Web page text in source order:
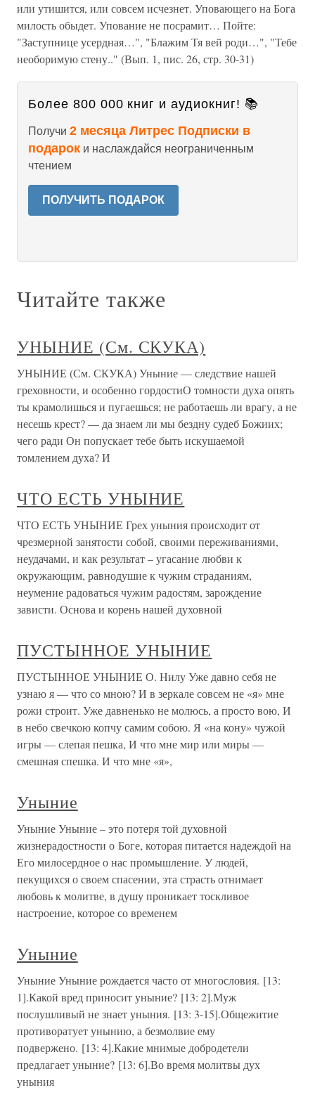
или утишится, или совсем исчезнет. Уповающего на Бога
милость обыдет. Упование не посрамит… Пойте:
"Заступнице усердная…", "Блажим Тя вей роди…", "Тебе
необоримую стену.." (Вып. 1, пис. 26, стр. 30-31)
Более 800 000 книг и аудиокниг! 📚
Получи 2 месяца Литрес Подписки в
подарок и наслаждайся неограниченным
чтением
ПОЛУЧИТЬ ПОДАРОК
Читайте также
УНЫНИЕ (См. СКУКА)
УНЫНИЕ (См. СКУКА) Уныние — следствие нашей
греховности, и особенно гордостиО томности духа опять
ты крамолишься и пугаешься; не работаешь ли врагу, а не
несешь крест? — да знаем ли мы бездну судеб Божиих;
чего ради Он попускает тебе быть искушаемой
томлением духа? И
ЧТО ЕСТЬ УНЫНИЕ
ЧТО ЕСТЬ УНЫНИЕ Грех уныния происходит от
чрезмерной занятости собой, своими переживаниями,
неудачами, и как результат – угасание любви к
окружающим, равнодушие к чужим страданиям,
неумение радоваться чужим радостям, зарождение
зависти. Основа и корень нашей духовной
ПУСТЫННОЕ УНЫНИЕ
ПУСТЫННОЕ УНЫНИЕ О. Нилу Уже давно себя не
узнаю я — что со мною? И в зеркале совсем не «я» мне
рожи строит. Уже давненько не молюсь, а просто вою, И
в небо свечкою копчу самим собою. Я «на кону» чужой
игры — слепая пешка, И что мне мир или миры —
смешная спешка. И что мне «я»,
Уныние
Уныние Уныние – это потеря той духовной
жизнерадостности о Боге, которая питается надеждой на
Его милосердное о нас промышление. У людей,
пекущихся о своем спасении, эта страсть отнимает
любовь к молитве, в душу проникает тоскливое
настроение, которое со временем
Уныние
Уныние Уныние рождается часто от многословия. [13:
1].Какой вред приносит уныние? [13: 2].Муж
послушливый не знает уныния. [13: 3-15].Общежитие
противоратует унынию, а безмолвие ему
подвержено. [13: 4].Какие мнимые добродетели
предлагает уныние? [13: 6].Во время молитвы дух
уныния